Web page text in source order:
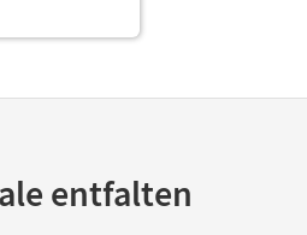
entfalten